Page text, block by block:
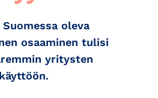
oleva
osaaminen tulisi
yritysten
käyttöön.